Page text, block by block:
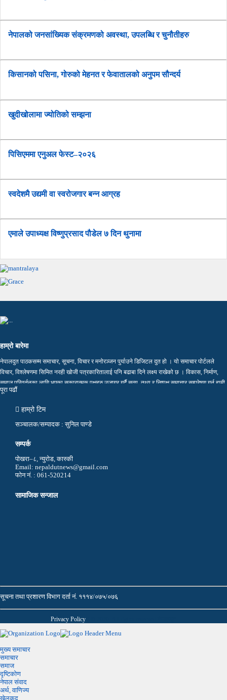
नेपालको जनसांख्यिक संक्रमणको अवस्था, उपलब्धि र चुनौतीहरु
किसानको पसिना, गोरुको मेहनत र फेवातालको अनुपम सौन्दर्य
खुदीखोलामा ज्योतिको सम्झना
पिसिएममा एनुअल फेस्ट–२०२६
स्वदेशमै उद्यमी वा स्वरोजगार बन्न आग्रह
एमाले उपाध्यक्ष विष्णुप्रसाद पौडेल ७ दिन थुनामा
हाम्रो बारेमा
नेपालदुत पाठकसम्म समाचार, सूचना, विचार र मनोरञ्जन पुर्याउने डिजिटल दुत हो । यो समाचार पोर्टलले
विचार, विश्लेषणमा सिमित नरही खोजी पत्रकारितालाई पनि बढाबा दिने लक्ष्य राखेको छ । विकास, निर्माण,
समाज परिवर्तनका लागि भएका सकारात्मक पक्षहरु उजागर गर्दै सत्य, तथ्य र निष्पक्ष समाचार सम्प्रेषण गर्न हामी
प्रतिवद्ध छौं…
पूरा पढाैं
हाम्रो टिम
सञ्चालक/सम्पादक : सुनिल पाण्डे
सम्पर्क
पोखरा–८, न्युरोड, कास्की
Email: nepaldutnews@gmail.com
फोन नं. : 061-520214
सामाजिक सन्जाल
सूचना तथा प्रशारण विभाग दर्ता नं. १११४/०७५/०७६
Privacy Policy
मुख्य समाचार
समाचार
समाज
दृष्टिकोण
नेपाल संवाद
अर्थ, वाणिज्य
खेलकुद